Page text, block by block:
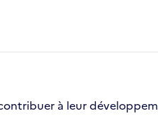
à leur